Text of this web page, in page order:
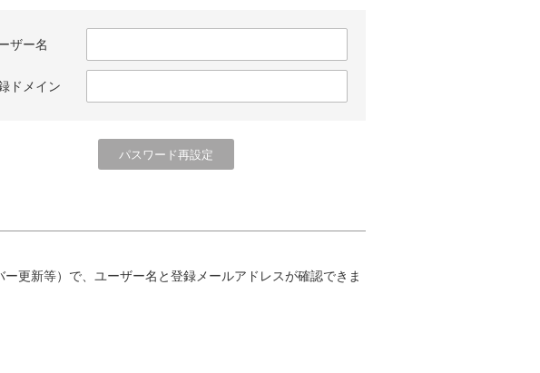
ザー名
ドメイン
更新等）で、ユーザー名と登録メールアドレスが確認できま